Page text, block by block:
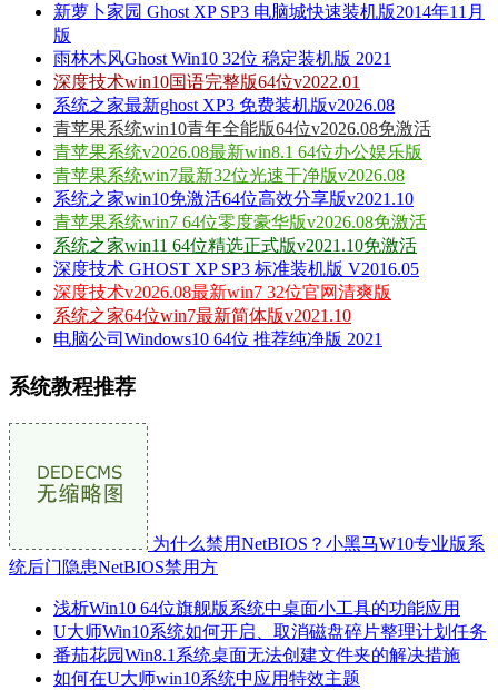
新萝卜家园 Ghost XP SP3 电脑城快速装机版2014年11月
版
雨林木风Ghost Win10 32位 稳定装机版 2021
深度技术win10国语完整版64位v2022.01
系统之家最新ghost XP3 免费装机版v2026.08
青苹果系统win10青年全能版64位v2026.08免激活
青苹果系统v2026.08最新win8.1 64位办公娱乐版
青苹果系统win7最新32位光速干净版v2026.08
系统之家win10免激活64位高效分享版v2021.10
青苹果系统win7 64位零度豪华版v2026.08免激活
系统之家win11 64位精选正式版v2021.10免激活
深度技术 GHOST XP SP3 标准装机版 V2016.05
深度技术v2026.08最新win7 32位官网清爽版
系统之家64位win7最新简体版v2021.10
电脑公司Windows10 64位 推荐纯净版 2021
系统教程推荐
为什么禁用NetBIOS？小黑马W10专业版系
统后门隐患NetBIOS禁用方
浅析Win10 64位旗舰版系统中桌面小工具的功能应用
U大师Win10系统如何开启、取消磁盘碎片整理计划任务
番茄花园Win8.1系统桌面无法创建文件夹的解决措施
如何在U大师win10系统中应用特效主题